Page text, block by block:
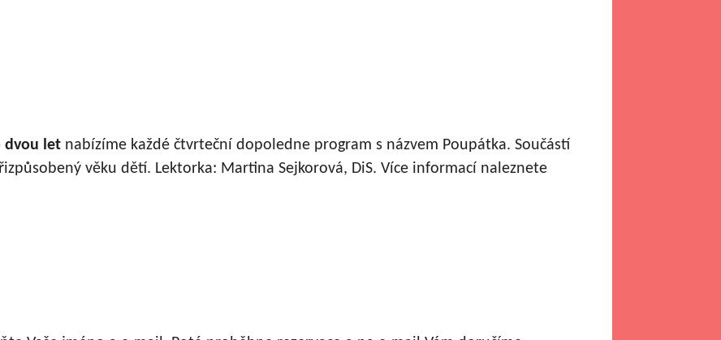
dvou letnabízíme každé čtvrteční dopoledne program s názvem Poupátka. Součástí
věku dětí. Lektorka: Martina Sejkorová, DiS. Více informací naleznete